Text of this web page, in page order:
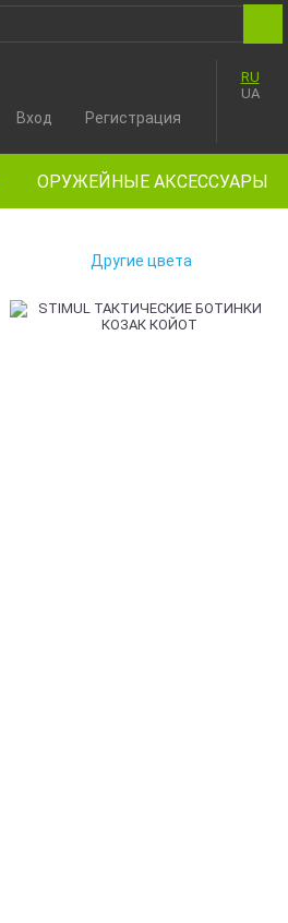
RU
UA
Вход Регистрация
ОРУЖЕЙНЫЕ АКСЕССУАРЫ
Другие цвета